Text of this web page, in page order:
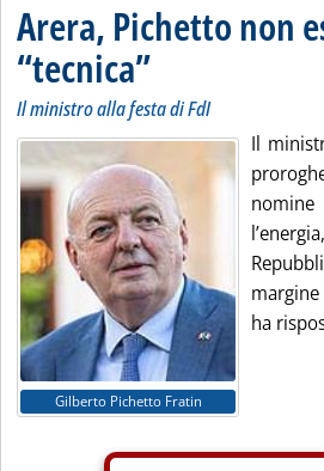
Arera, Pichetto non
“tecnica”
Il ministro alla festa di FdI
Gilberto Pichetto Fratin
Il
ha